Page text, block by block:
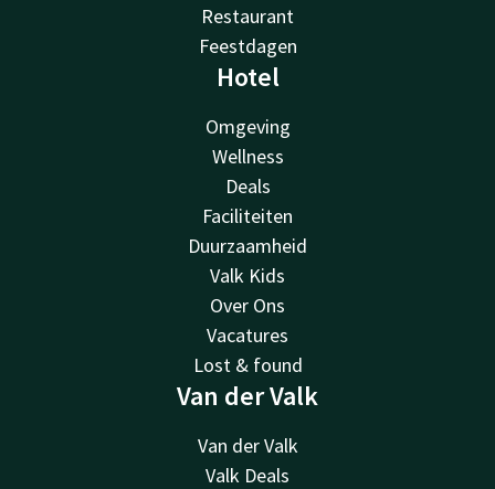
Restaurant
Feestdagen
Hotel
Omgeving
Wellness
Deals
Faciliteiten
Duurzaamheid
Valk Kids
Over Ons
Vacatures
Lost & found
Van der Valk
Van der Valk
Valk Deals